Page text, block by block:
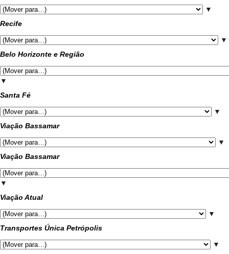
▼
Recife
▼
Belo Horizonte e Região
▼
Santa Fé
▼
Viação Bassamar
▼
Viação Bassamar
▼
Viação Atual
▼
Transportes Única Petrópolis
▼